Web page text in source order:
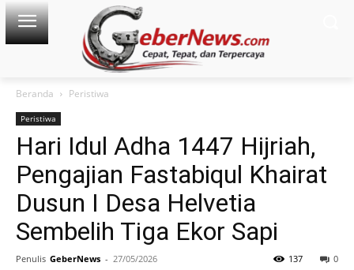
Beranda Peristiwa
Peristiwa
Hari Idul Adha 1447 Hijriah,
Pengajian Fastabiqul Khairat
Dusun I Desa Helvetia
Sembelih Tiga Ekor Sapi
Penulis GeberNews - 27/05/2026 0
137